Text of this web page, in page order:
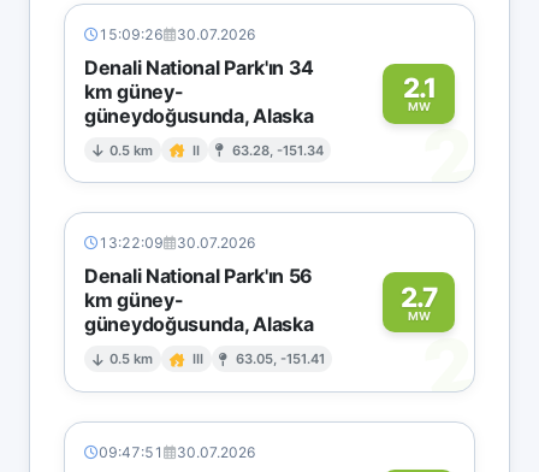
15:09:26 30.07.2026
Denali National Park'ın 34
km güney-
güneydoğusunda, Alaska
0.5 km II 63.28, -151.34
2.1
MW
2
13:22:09 30.07.2026
Denali National Park'ın 56
km güney-
güneydoğusunda, Alaska
0.5 km III 63.05, -151.41
2.7
MW
2
09:47:51 30.07.2026